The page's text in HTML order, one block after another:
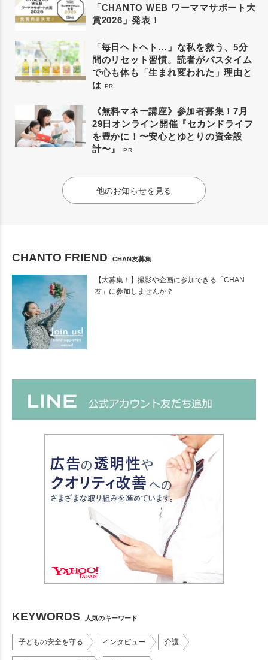
「CHANTO WEB ワーママサポート大
賞2026」発表！
「毎日ヘトヘト…」な私を救う、5分
間のリセット習慣。読者がバスタイム
で心も体も「生まれ変われた」理由と
は PR
《無料マネー講座》参加者募集！7月
29日オンライン開催『セカンドライフ
を豊かに！〜安心とゆとりの資金設
計〜』
PR
他のお知らせを見る
CHANTO FRIEND CHAN友募集
【大募集！】撮影や企画に参加できる「CHAN
友」に参加しませんか？
KEYWORDS 人気のキーワード
子どもの安全を守る インタビュー 介護